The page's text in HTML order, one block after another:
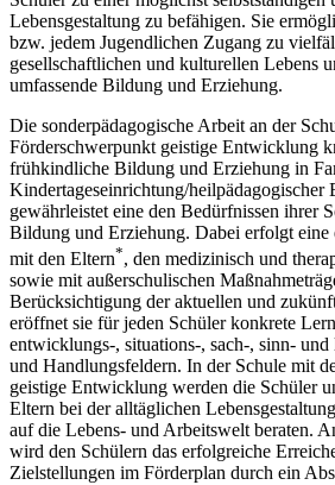
Lebensgestaltung zu befähigen. Sie
bzw. jedem Jugendlichen Zugang zu
gesellschaftlichen und kulturellen Lebens
umfassende Bildung und Erziehung.
Die sonderpädagogische Arbeit an der
Förderschwerpunkt geistige Entwicklung
frühkindliche Bildung und Erziehung in
Kindertageseinrichtung/heilpädagogischer
gewährleistet eine den Bedürfnissen ihrer
Bildung und Erziehung. Dabei erfolgt eine
mit den Eltern*, den medizinisch und
sowie mit außerschulischen
Berücksichtigung der aktuellen und
eröffnet sie für jeden Schüler konkrete
entwicklungs-, situations-, sach-, sinn- und
und Handlungsfeldern. In der Schule mit
geistige Entwicklung werden die Schüler
Eltern bei der alltäglichen
auf die Lebens- und Arbeitswelt beraten.
wird den Schülern das erfolgreiche
Zielstellungen im Förderplan durch ein